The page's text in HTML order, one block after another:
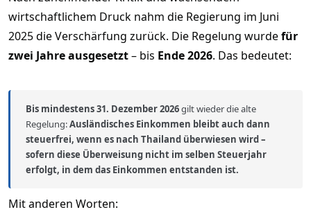
wirtschaftlichem Druck nahm die Regierung im Juni
2025 die Verschärfung zurück. Die Regelung wurdefür
zwei Jahre ausgesetzt– bis Ende 2026. Das bedeutet:
Bis mindestens 31. Dezember 2026gilt wieder die alte
Regelung:Ausländisches Einkommen bleibt auch dann
steuerfrei, wenn es nach Thailand überwiesen wird –
sofern diese Überweisung nicht im selben Steuerjahr
erfolgt, in dem das Einkommen entstanden ist.
Mit anderen Worten: